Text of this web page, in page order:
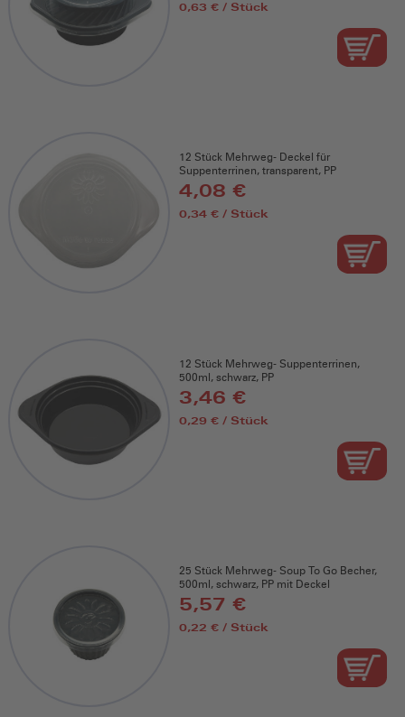
0,63 € / Stück
12 Stück Mehrweg- Deckel für
Suppenterrinen, transparent, PP
4,08 €
0,34 € / Stück
12 Stück Mehrweg- Suppenterrinen,
500ml, schwarz, PP
3,46 €
0,29 € / Stück
25 Stück Mehrweg- Soup To Go Becher,
500ml, schwarz, PP mit Deckel
5,57 €
0,22 € / Stück